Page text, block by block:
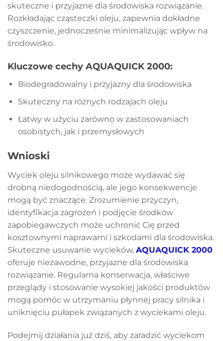
skuteczne i przyjazne dla środowiska rozwiązanie.
Rozkładając cząsteczki oleju, zapewnia dokładne
czyszczenie, jednocześnie minimalizując wpływ na
środowisko.
Kluczowe cechy AQUAQUICK 2000:
Biodegradowalny i przyjazny dla środowiska
Skuteczny na różnych rodzajach oleju
Łatwy w użyciu zarówno w zastosowaniach
osobistych, jak i przemysłowych
Wnioski
Wyciek oleju silnikowego może wydawać się
drobną niedogodnością, ale jego konsekwencje
mogą być znaczące. Zrozumienie przyczyn,
identyfikacja zagrożeń i podjęcie środków
zapobiegawczych może uchronić Cię przed
kosztownymi naprawami i szkodami dla środowiska.
Skuteczne usuwanie wycieków, AQUAQUICK 2000
oferuje niezawodne, przyjazne dla środowiska
rozwiązanie. Regularna konserwacja, właściwe
przeglądy i stosowanie wysokiej jakości produktów
mogą pomóc w utrzymaniu płynnej pracy silnika i
uniknięciu pułapek związanych z wyciekami oleju.
Podejmij działania już dziś, aby zaradzić wyciekom